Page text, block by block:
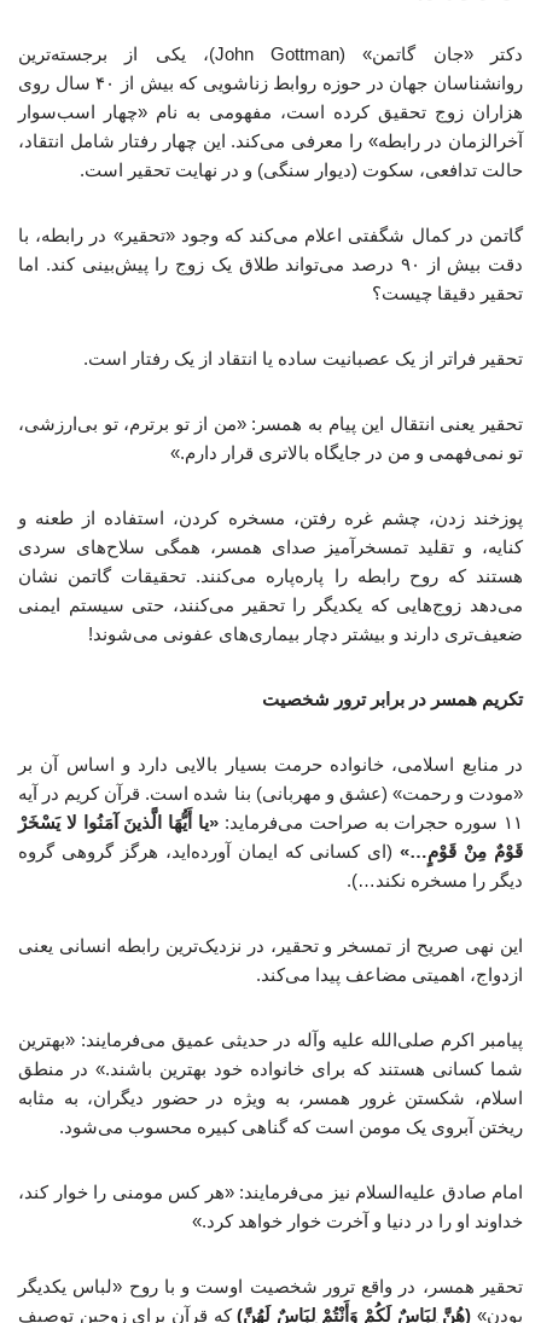
دکتر «جان گاتمن» (John Gottman)، یکی از برجسته‌ترین
روانشناسان جهان در حوزه روابط زناشویی که بیش از ۴۰ سال روی
هزاران زوج تحقیق کرده است، مفهومی به نام «چهار اسب‌سوار
آخرالزمان در رابطه» را معرفی می‌کند. این چهار رفتار شامل انتقاد،
حالت تدافعی، سکوت (دیوار سنگی) و در نهایت تحقیر است.
گاتمن در کمال شگفتی اعلام می‌کند که وجود «تحقیر» در رابطه، با
دقت بیش از ۹۰ درصد می‌تواند طلاق یک زوج را پیش‌بینی کند. اما
تحقیر دقیقا چیست؟
تحقیر فراتر از یک عصبانیت ساده یا انتقاد از یک رفتار است.
تحقیر یعنی انتقال این پیام به همسر: «من از تو برترم، تو بی‌ارزشی،
تو نمی‌فهمی و من در جایگاه بالاتری قرار دارم.»
پوزخند زدن، چشم غره رفتن، مسخره کردن، استفاده از طعنه و
کنایه، و تقلید تمسخرآمیز صدای همسر، همگی سلاح‌های سردی
هستند که روح رابطه را پاره‌پاره می‌کنند. تحقیقات گاتمن نشان
می‌دهد زوج‌هایی که یکدیگر را تحقیر می‌کنند، حتی سیستم ایمنی
ضعیف‌تری دارند و بیشتر دچار بیماری‌های عفونی می‌شوند!
تکریم همسر در برابر ترور شخصیت
در منابع اسلامی، خانواده حرمت بسیار بالایی دارد و اساس آن بر
«مودت و رحمت» (عشق و مهربانی) بنا شده است. قرآن کریم در آیه
۱۱ سوره حجرات به صراحت می‌فرماید:
«یا أَیُّهَا الَّذینَ آمَنُوا لا یَسْخَرْ
قَوْمٌ مِنْ قَوْمٍ…»(ای کسانی که ایمان آورده‌اید، هرگز گروهی گروه
دیگر را مسخره نکند…).
این نهی صریح از تمسخر و تحقیر، در نزدیک‌ترین رابطه انسانی یعنی
ازدواج، اهمیتی مضاعف پیدا می‌کند.
پیامبر اکرم صلی‌الله علیه وآله در حدیثی عمیق می‌فرمایند: «بهترین
شما کسانی هستند که برای خانواده خود بهترین باشند.» در منطق
اسلام، شکستن غرور همسر، به ویژه در حضور دیگران، به مثابه
ریختن آبروی یک مومن است که گناهی کبیره محسوب می‌شود.
امام صادق علیه‌السلام نیز می‌فرمایند: «هر کس مومنی را خوار کند،
خداوند او را در دنیا و آخرت خوار خواهد کرد.»
تحقیر همسر، در واقع ترور شخصیت اوست و با روح «لباس یکدیگر
بودن» (هُنَّ لِبَاسٌ لَکُمْ وَأَنْتُمْ لِبَاسٌ لَهُنَّ)که قرآن برای زوجین توصیف